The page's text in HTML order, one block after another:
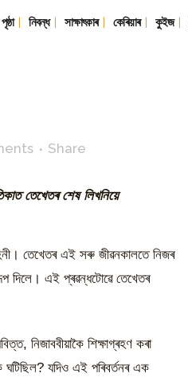
নিবন্ধ সাক্ষাৎকাৰ কেৰিয়াৰ কুইজ
Share
তেখেতৰ শেষ লিখনিয়ে
তেখেতৰ এই সৰু জীৱনকালতে নিজৰ
দিলে। এই প্ৰৱন্ধটোৱে তেখেতৰ
নিজাববীয়াকৈ শিক্ষাগ্ৰহণ কৰা
ঘটিছিল? যদিও এই পৰিবৰ্তনৰ এক